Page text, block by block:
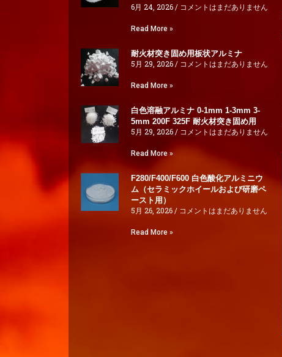
6月 24, 2026 コメントはまだありません
Read More »
耐火材突き固め用板状アルミナ
5月 29, 2026 コメントはまだありません
Read More »
白色溶融アルミナ 0-1mm 1-3mm 3-
5mm 200F 325F 耐火材突き固め用
5月 29, 2026 コメントはまだありません
Read More »
F280/F400/F600 白色酸化アルミニウ
ム（セラミックホイールおよび研磨ペ
ースト用）
5月 26, 2026 コメントはまだありません
Read More »